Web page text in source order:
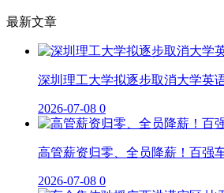
最新文章
深圳理工大学拟逐步取消大学英
2026-07-08 0
高管薪资归零、全员降薪！百强
2026-07-08 0